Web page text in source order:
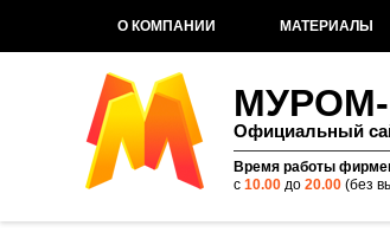
О КОМПАНИИ МАТЕРИАЛЫ
Официальный
Время работы
с 10.00 до 20.00 (без